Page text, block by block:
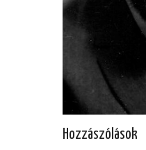
Hozzászólások